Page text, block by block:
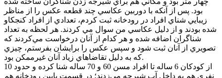
بود. پس از آنکه با دوربين عکاسي چند قطعه عکس را از مناظر
زيبايي شناي افراد در رودخانه ثبت کردم، تعدادي از افراد کنجکاو
شده بودند و از دليل عکاسي من سوال مي کردند. هر لحظه به تعداد
شناگران اضافه شده و هر کدام از آنان درخواست مي‌کردند که
تصويري از آنان ثبت شود و سپس عکس را برايشان بفرستم، چيزي
که به دليل تقاضاهاي زياد آنان غيرممکن بود.
از کودکان 6 ساله تا افراد مسن 60 و 70 ساله شنا کرده و حدود 10
نفري هم به داخل آب شيرجه مي‌زدند؛ در قسمت پايين رودخانه هم